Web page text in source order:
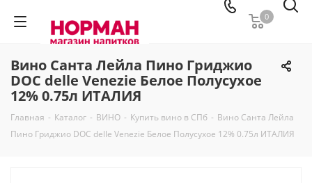
0
Вино Санта Лейла Пино Гриджио
DOC delle Venezie Белое Полусухое
12% 0.75л ИТАЛИЯ
Главная - Каталог - ВИНО - Купить вино в СПб - Вино Санта Лейла
Пино Гриджио DOC delle Venezie Белое Полусухое 12% 0.75л ИТАЛИЯ